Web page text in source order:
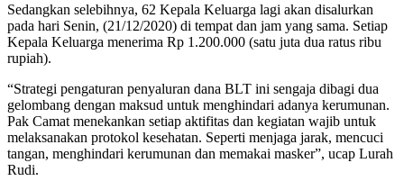
Sedangkan selebihnya, 62 Kepala Keluarga lagi akan disalurkan
pada hari Senin, (21/12/2020) di tempat dan jam yang sama. Setiap
Kepala Keluarga menerima Rp 1.200.000 (satu juta dua ratus ribu
rupiah).
“Strategi pengaturan penyaluran dana BLT ini sengaja dibagi dua
gelombang dengan maksud untuk menghindari adanya kerumunan.
Pak Camat menekankan setiap aktifitas dan kegiatan wajib untuk
melaksanakan protokol kesehatan. Seperti menjaga jarak, mencuci
tangan, menghindari kerumunan dan memakai masker”, ucap Lurah
Rudi.